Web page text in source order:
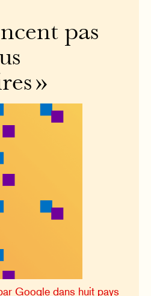
pas
»
Google dans huit pays